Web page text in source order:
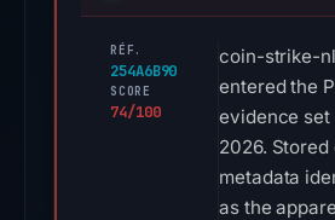
RÉF.
254A6B90
SCORE
74/100
coin-strike-
entered the
evidence set
2026.
metadata
as the